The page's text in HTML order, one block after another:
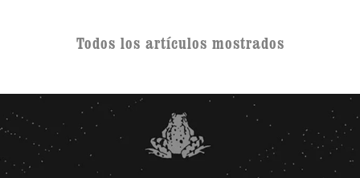
Todos los artículos mostrados